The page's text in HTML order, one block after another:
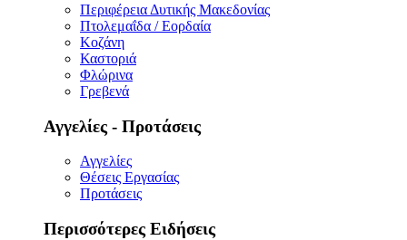
Περιφέρεια Δυτικής Μακεδονίας
Πτολεμαΐδα / Εορδαία
Κοζάνη
Καστοριά
Φλώρινα
Γρεβενά
Αγγελίες - Προτάσεις
Αγγελίες
Θέσεις Εργασίας
Προτάσεις
Περισσότερες Ειδήσεις